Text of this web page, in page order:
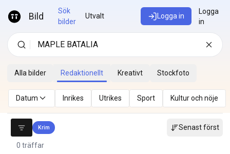
Bild
Sök
bilder
Utvalt Logga in
Logga
in
Alla bilder Redaktionellt Kreativt Stockfoto
Datum Inrikes Utrikes Sport Kultur och nöje
Krim Senast först
0 träffar